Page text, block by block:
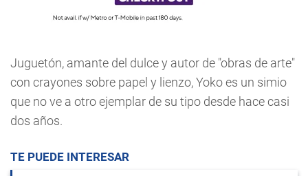
Juguetón, amante del dulce y autor de "obras de arte"
con crayones sobre papel y lienzo, Yoko es un simio
que no ve a otro ejemplar de su tipo desde hace casi
dos años.
TE PUEDE INTERESAR